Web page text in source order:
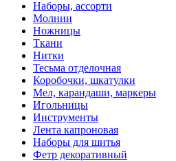
Наборы, ассорти
Молнии
Ножницы
Ткани
Нитки
Тесьма отделочная
Коробочки, шкатулки
Мел, карандаши, маркеры
Игольницы
Инструменты
Лента капроновая
Наборы для шитья
Фетр декоративный